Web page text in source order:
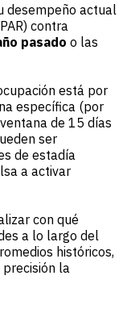
desempeño actual
contra
pasado o las
está por
específica (por
de 15 días
ser
de estadía
a activar
con qué
a lo largo del
históricos,
la